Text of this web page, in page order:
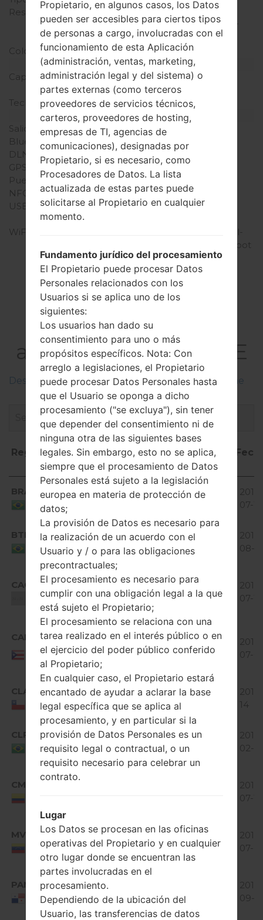
Resolución de Pantalla
768 x 1280 píxeles (~318
densidad de píxeles por
pulgada)
Colores de pantalla
16M colores
Batería y Teclado
Capacidad de batería
No extraíble Li-Po 2100
mAh
Teclado físico
-
Interfaces
Salida de audio
3.5mm jack
Bluetooth
versión 4.0, A2DP
DLNA
GPS
A-GPS, GLONASS
Puerto infrarrojo
No
NFC
Sí
USB
microUSB 2.0 (MHL TV-
WiFi
Wi-Fi 802.11 a/b/g/n, dual-
band, Wi-Fi Direct, hotspot
El Firmware
LGE977(LGE977)
akaLG Optimus G LTE
Descripciones de regiones firmwares de LG Phone
Región
Nombre de
archivo
OS Talla
Región
Nombre de
archivo
OS Talla
BRA
Brazil
E97720B_00.kdz
Android
4.4.x
981.95
2016-
07-12
BTM
Brazil
E97720A_00.kdz
Android
4.4.x
KitKat
2016-
08-
CAO
Unknown
E97710A_03.kdz
4.1-4.3
Jelly
MiB
2016-
07-11
CAP
Puerto
Rico
E97710A_00.kdz
Android
4.1-4.3
Jelly
1000.07
MiB
2016-
07-
CLA
Chile
E97720A_00.kdz
Android
4.4.x
KitKat
1006.63
14
CLR
Brazil
E97720A_00.kdz
Android
4.4.x
KitKat
999.85
2017-
02-
CMC
2016-
07-11
MVN
Venezuela
E97720A_00.kdz
Android
4.4.x
KitKat
970.18
MiB
2016-
07-
PAN
Panama
E97710D_00.kdz
Jelly
Bean
2016-
09-17
Propietario, en algunos casos, los Datos
pueden ser accesibles para ciertos tipos
de personas a cargo, involucradas con el
funcionamiento de esta Aplicación
(administración, ventas, marketing,
administración legal y del sistema) o
partes externas (como terceros
proveedores de servicios técnicos,
carteros, proveedores de hosting,
empresas de TI, agencias de
comunicaciones), designadas por
Propietario, si es necesario, como
Procesadores de Datos. La lista
actualizada de estas partes puede
solicitarse al Propietario en cualquier
momento.
Fundamento jurídico del procesamiento
El Propietario puede procesar Datos
Personales relacionados con los
Usuarios si se aplica uno de los
siguientes:
Los usuarios han dado su
consentimiento para uno o más
propósitos específicos. Nota: Con
arreglo a legislaciones, el Propietario
puede procesar Datos Personales hasta
que el Usuario se oponga a dicho
procesamiento ("se excluya"), sin tener
que depender del consentimiento ni de
ninguna otra de las siguientes bases
legales. Sin embargo, esto no se aplica,
siempre que el procesamiento de Datos
Personales está sujeto a la legislación
europea en materia de protección de
datos;
La provisión de Datos es necesario para
la realización de un acuerdo con el
Usuario y / o para las obligaciones
precontractuales;
El procesamiento es necesario para
cumplir con una obligación legal a la que
está sujeto el Propietario;
El procesamiento se relaciona con una
tarea realizado en el interés público o en
el ejercicio del poder público conferido
al Propietario;
En cualquier caso, el Propietario estará
encantado de ayudar a aclarar la base
legal específica que se aplica al
procesamiento, y en particular si la
provisión de Datos Personales es un
requisito legal o contractual, o un
requisito necesario para celebrar un
contrato.
Lugar
Los Datos se procesan en las oficinas
operativas del Propietario y en cualquier
otro lugar donde se encuentran las
partes involucradas en el
procesamiento.
Dependiendo de la ubicación del
Usuario, las transferencias de datos